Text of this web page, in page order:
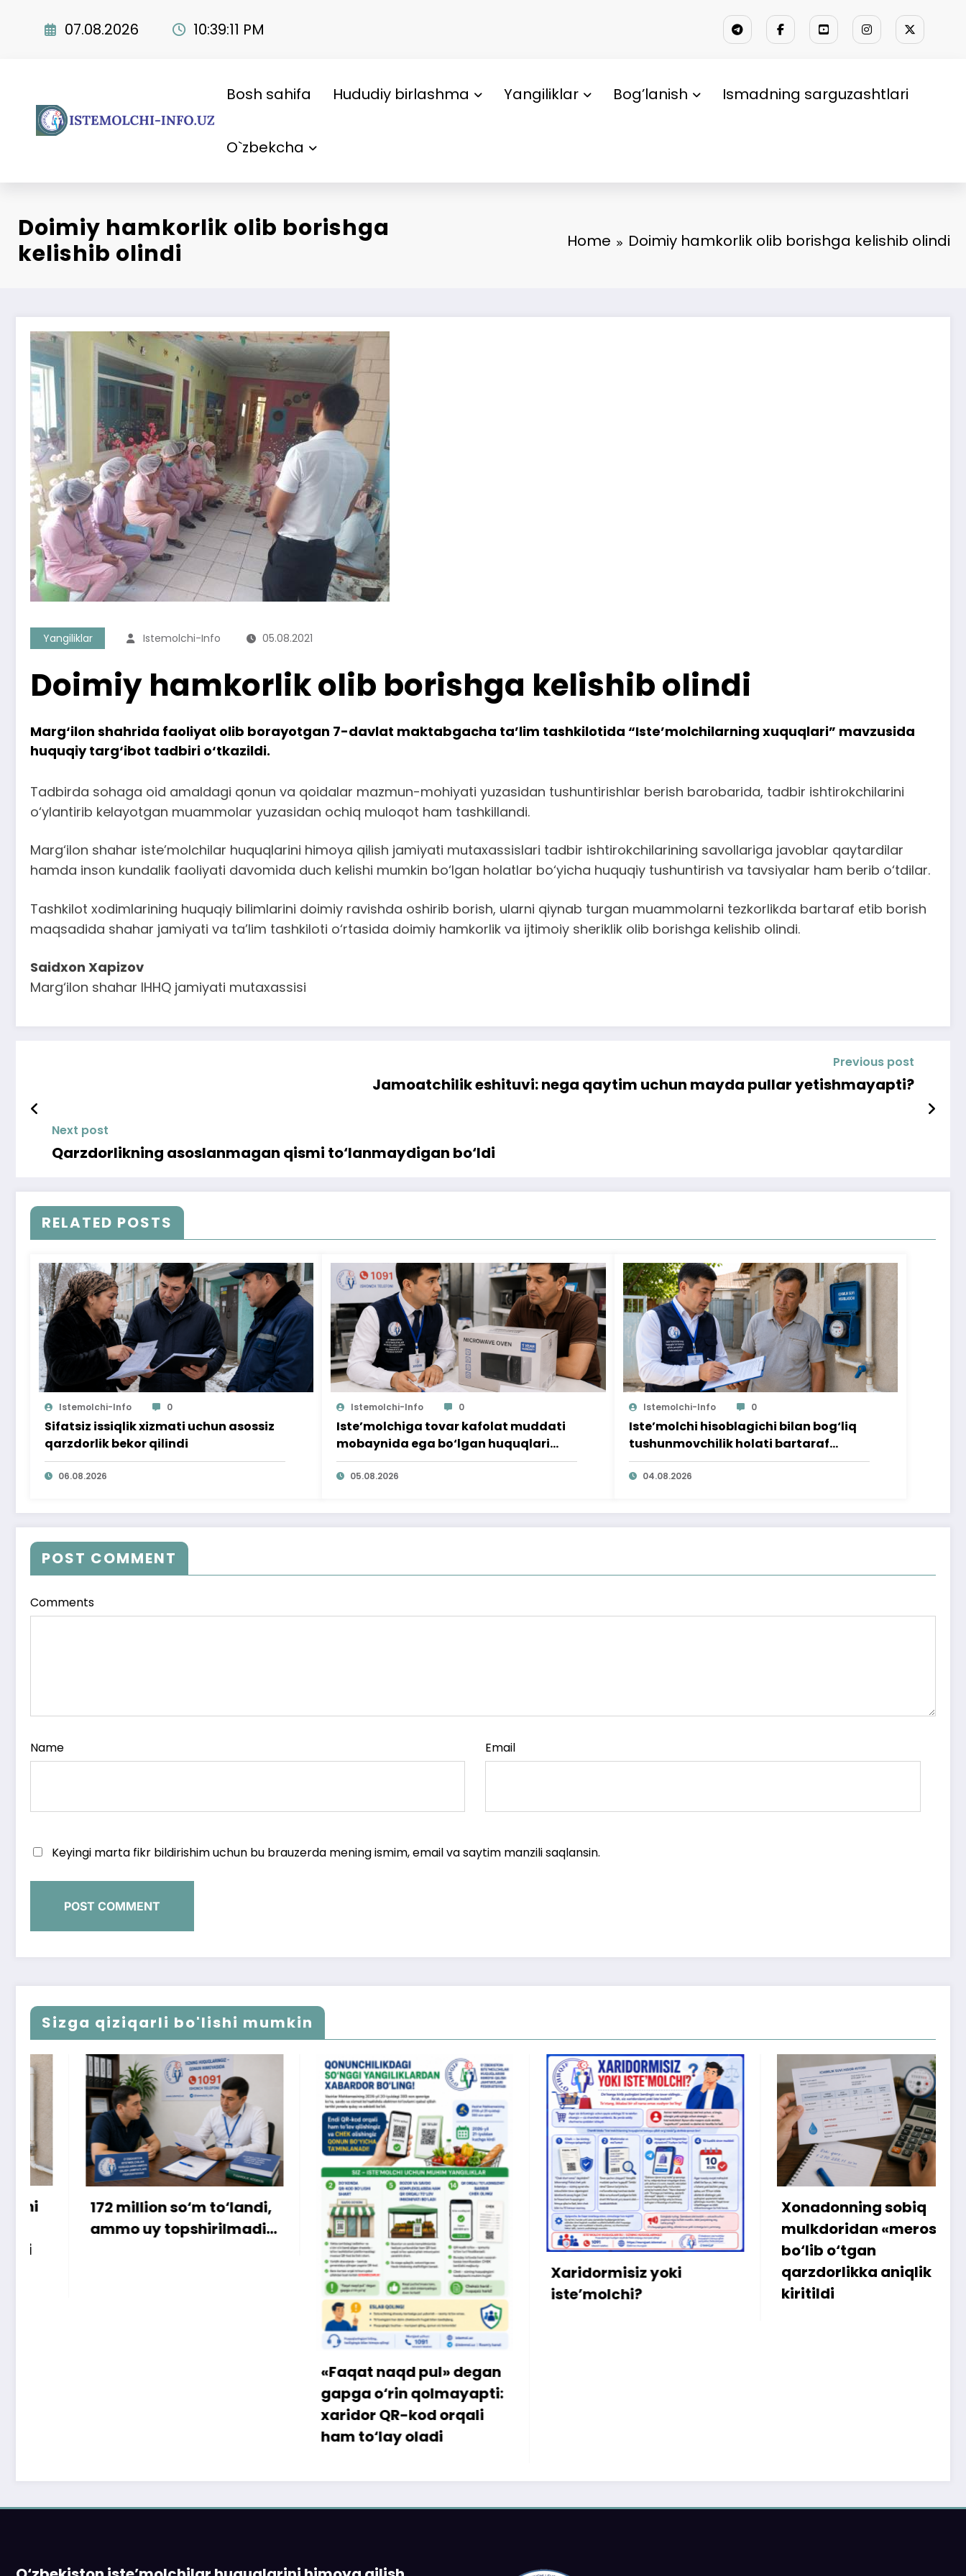
07.08.2026 10:39:12 PM
Bosh sahifa Hududiy birlashma Yangiliklar Bog’lanish Ismadning sarguzashtlari
O`zbekcha
Doimiy hamkorlik olib borishga
kelishib olindi
Home Doimiy hamkorlik olib borishga kelishib olindi
Yangiliklar Istemolchi-Info 05.08.2021
Doimiy hamkorlik olib borishga kelishib olindi
Marg‘ilon shahrida faoliyat olib borayotgan 7-davlat maktabgacha ta’lim tashkilotida “Iste’molchilarning xuquqlari” mavzusida
huquqiy targ‘ibot tadbiri o‘tkazildi.
Tadbirda sohaga oid amaldagi qonun va qoidalar mazmun-mohiyati yuzasidan tushuntirishlar berish barobarida, tadbir ishtirokchilarini
o‘ylantirib kelayotgan muammolar yuzasidan ochiq muloqot ham tashkillandi.
Marg‘ilon shahar iste’molchilar huquqlarini himoya qilish jamiyati mutaxassislari tadbir ishtirokchilarining savollariga javoblar qaytardilar
hamda inson kundalik faoliyati davomida duch kelishi mumkin bo‘lgan holatlar bo‘yicha huquqiy tushuntirish va tavsiyalar ham berib o‘tdilar.
Tashkilot xodimlarining huquqiy bilimlarini doimiy ravishda oshirib borish, ularni qiynab turgan muammolarni tezkorlikda bartaraf etib borish
maqsadida shahar jamiyati va ta’lim tashkiloti o‘rtasida doimiy hamkorlik va ijtimoiy sheriklik olib borishga kelishib olindi.
Saidxon Xapizov
Marg‘ilon shahar IHHQ jamiyati mutaxassisi
Previous post
Jamoatchilik eshituvi: nega qaytim uchun mayda pullar yetishmayapti?
Next post
Qarzdorlikning asoslanmagan qismi to‘lanmaydigan bo‘ldi
RELATED POSTS
Istemolchi-Info 0
Sifatsiz issiqlik xizmati uchun asossiz
qarzdorlik bekor qilindi
06.08.2026
Istemolchi-Info 0
Iste’molchiga tovar kafolat muddati
mobaynida ega bo‘lgan huquqlari
ta’minlab berildi
05.08.2026
Istemolchi-Info 0
Iste’molchi hisoblagichi bilan bog‘liq
tushunmovchilik holati bartaraf
qilindi
04.08.2026
POST COMMENT
Comments
Name Email
Keyingi marta fikr bildirishim uchun bu brauzerda mening ismim, email va saytim manzili saqlansin.
Sizga qiziqarli bo'lishi mumkin
million so‘m to‘landi,
uy topshirilmadi…
«Faqat naqd pul» degan
gapga o‘rin qolmayapti:
xaridor QR-kod orqali
ham to‘lay oladi
Xaridormisiz yoki
iste’molchi?
Xonadonning sobiq
mulkdoridan «meros»
bo‘lib o‘tgan
qarzdorlikka aniqlik